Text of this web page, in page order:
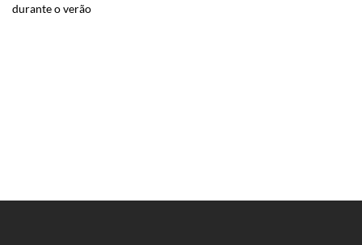
durante o verão